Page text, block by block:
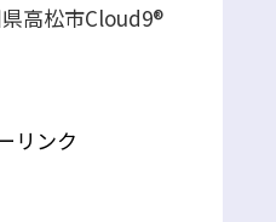
高松市Cloud9®
リンク